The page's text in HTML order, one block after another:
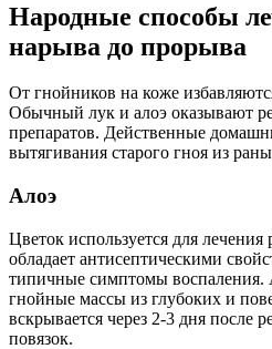
Народные способы
нарыва до прорыва
От гнойников на коже
Обычный лук и алоэ оказывают
препаратов. Действенные
вытягивания старого гноя из
Алоэ
Цветок используется для
обладает антисептическими
типичные симптомы воспаления.
гнойные массы из глубоких и
вскрывается через 2-3 дня после
повязок.